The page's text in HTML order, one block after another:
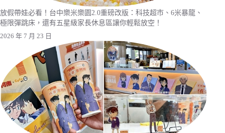
放假帶娃必看！台中樂米樂園2.0重磅改版：科技超市、6米暴龍、
極限彈跳床，還有五星級家長休息區讓你輕鬆放空！
2026 年 7 月 23 日